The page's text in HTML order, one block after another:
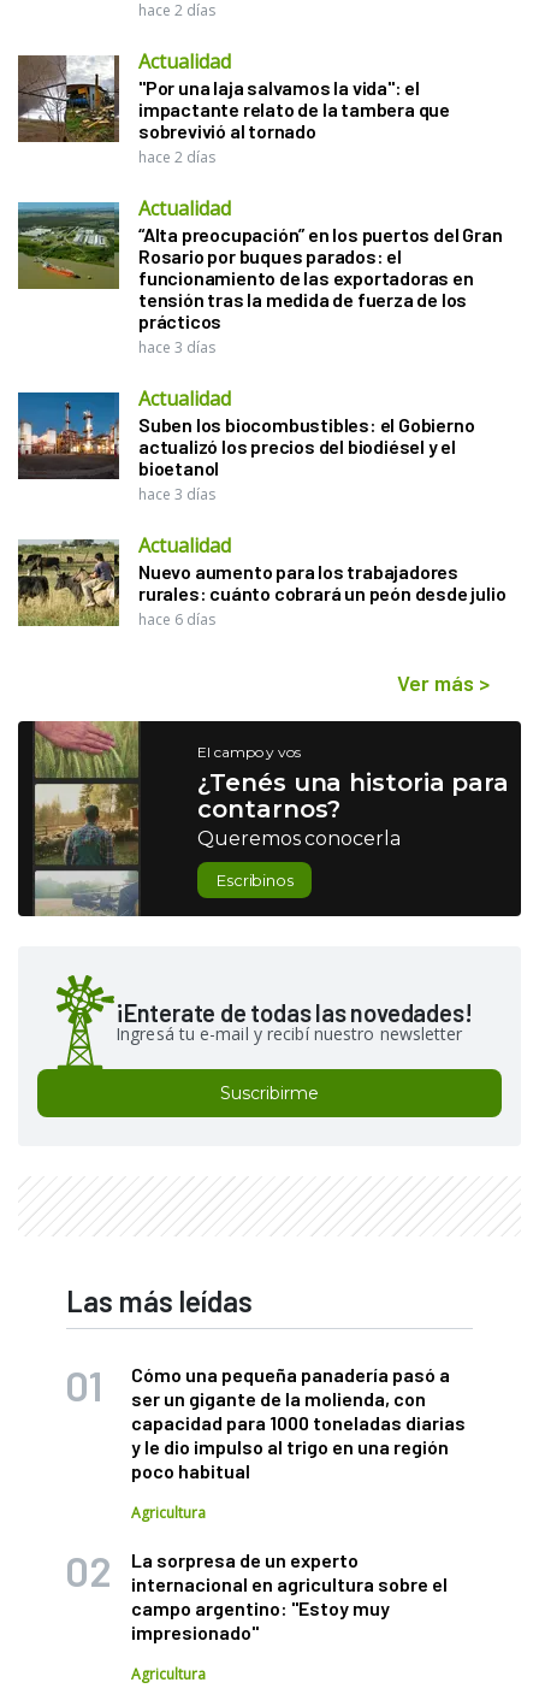
hace 2 días
Actualidad
"Por una laja salvamos la vida": el
impactante relato de la tambera que
sobrevivió al tornado
hace 2 días
Actualidad
“Alta preocupación” en los puertos del Gran
Rosario por buques parados: el
funcionamiento de las exportadoras en
tensión tras la medida de fuerza de los
prácticos
hace 3 días
Actualidad
Suben los biocombustibles: el Gobierno
actualizó los precios del biodiésel y el
bioetanol
hace 3 días
Actualidad
Nuevo aumento para los trabajadores
rurales: cuánto cobrará un peón desde julio
hace 6 días
Ver más >
El campo y vos
¿Tenés una historia para
contarnos?
Queremos conocerla
Escribinos
¡Enterate de todas las novedades!
Ingresá tu e-mail y recibí nuestro newsletter
Suscribirme
Las más leídas
Cómo una pequeña panadería pasó a
ser un gigante de la molienda, con
capacidad para 1000 toneladas diarias
y le dio impulso al trigo en una región
poco habitual
Agricultura
La sorpresa de un experto
internacional en agricultura sobre el
campo argentino: "Estoy muy
impresionado"
Agricultura